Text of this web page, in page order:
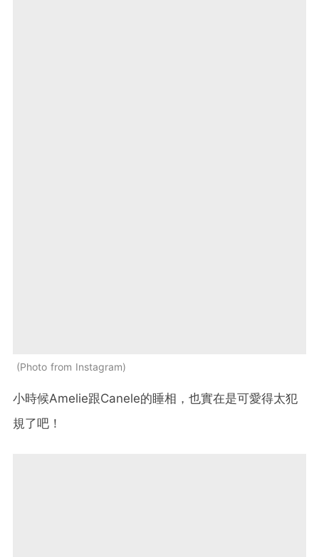
Photo from Instagram
小時候Amelie跟Canele的睡相，也實在是可愛得太犯
規了吧！